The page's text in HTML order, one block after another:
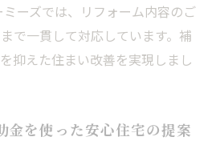
ーズでは、リフォーム内容のご
で一貫して対応しています。補
抑えた住まい改善を実現しまし
金を使った安心住宅の提案